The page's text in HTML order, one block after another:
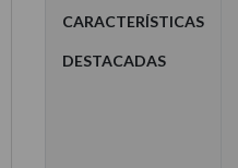
Características
destacadas